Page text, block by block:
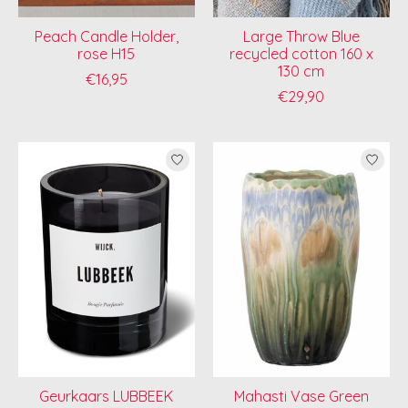
Peach Candle Holder,
rose H15
€16,95
Large Throw Blue
recycled cotton 160 x
130 cm
€29,90
Geurkaars LUBBEEK Mahasti Vase Green